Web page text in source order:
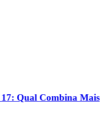
17: Qual Combina Mais